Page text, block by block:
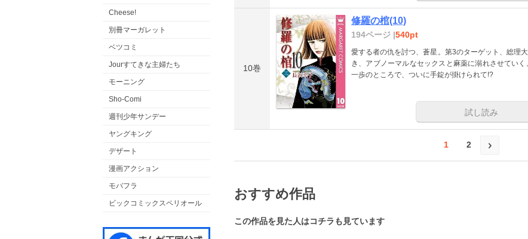
Cheese!
別冊マーガレット
ベツコミ
Jourすてきな主婦たち
モーニング
Sho-Comi
週刊少年サンデー
ヤングキング
デザート
漫画アクション
モバフラ
ビックコミックスペリオール
10巻
修羅の棺(10)
194ページ |540pt
愛する者の仇を討つ、蒼星。第3のターゲット、総理
き、アブノーマルなセックスと麻薬に溺れさせてい
一歩のところで、ついに手錠が掛けられて!?
試し読み
1 2
おすすめ作品
この作品を見た人はコチラも見ています